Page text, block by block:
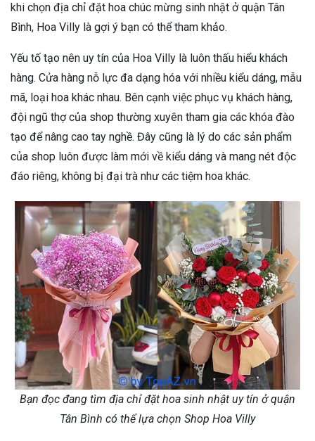
khi chọn địa chỉ đặt hoa chúc mừng sinh nhật ở quận Tân
Bình, Hoa Villy là gợi ý bạn có thể tham khảo.
Yếu tố tạo nên uy tín của Hoa Villy là luôn thấu hiểu khách
hàng. Cửa hàng nỗ lực đa dạng hóa với nhiều kiểu dáng, mẫu
mã, loại hoa khác nhau. Bên cạnh việc phục vụ khách hàng,
đội ngũ thợ của shop thường xuyên tham gia các khóa đào
tạo để nâng cao tay nghề. Đây cũng là lý do các sản phẩm
của shop luôn được làm mới về kiểu dáng và mang nét độc
đáo riêng, không bị đại trà như các tiệm hoa khác.
Bạn đọc đang tìm địa chỉ đặt hoa sinh nhật uy tín ở quận
Tân Bình có thể lựa chọn Shop Hoa Villy